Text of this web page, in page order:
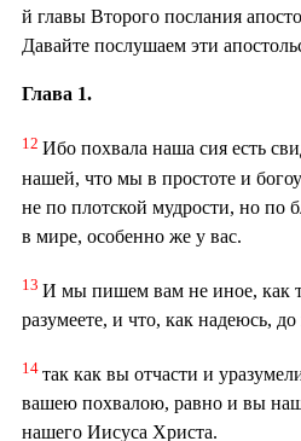
й главы Второго послания
Давайте послушаем эти
Глава 1.
12 Ибо похвала наша сия есть
нашей, что мы в простоте и
не по плотской мудрости, но по
в мире, особенно же у вас.
13 И мы пишем вам не иное, как
разумеете, и что, как надеюсь, до
14 так как вы отчасти и
вашею похвалою, равно и вы
нашего Иисуса Христа.